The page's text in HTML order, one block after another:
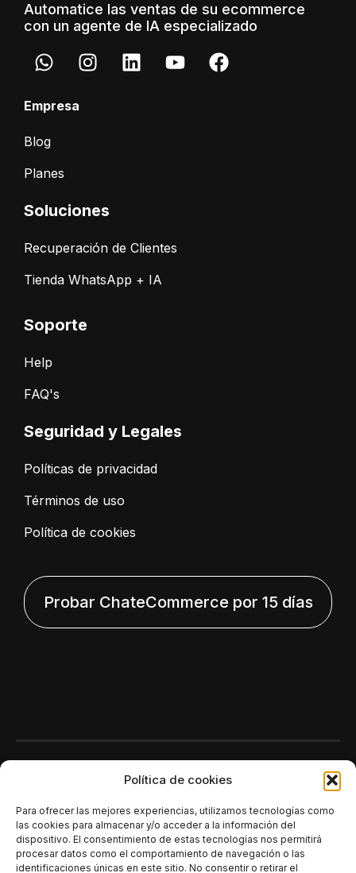
Polí­tica de cookies
Para ofrecer las mejores experiencias, utilizamos tecnologías como
las cookies para almacenar y/o acceder a la información del
dispositivo. El consentimiento de estas tecnologías nos permitirá
procesar datos como el comportamiento de navegación o las
identificaciones únicas en este sitio. No consentir o retirar el
Automatice las ventas de su ecommerce
con un agente de IA especializado
Empresa
Blog
Planes
Soluciones
Recuperación de Clientes
Tienda WhatsApp + IA
Soporte
Help
FAQ's
Seguridad y Legales
Políticas de privacidad
Términos de uso
Política de cookies
Probar ChateCommerce por 15 días